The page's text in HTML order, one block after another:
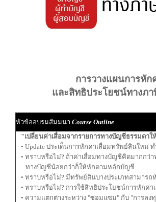
การวางแผนการหั
และสิทธิประโยชน์ทาง
หัวข้ออบรมสัมมนา Course Outline
"เปลี่ยนค่าเสื่อมจากรายการทางบัญชีธรรมดา
• Update ประเด็นการหักค่าเสื่อมทรัพย์สินใหม่
• ทราบหรือไม่? ถ้าค่าเสื่อมทางบัญชีคิดมากกว่
ทางบัญชีน้อยกว่าก็ให้หักตามหลักบัญชี
• ทราบหรือไม่? มีทรัพย์สินบางประเภทสามาร
• ทราบหรือไม่? การใช้สิทธิประโยชน์การหักค่
• ความแตกต่างระหว่าง "ซ่อมแซม" กับ "การล